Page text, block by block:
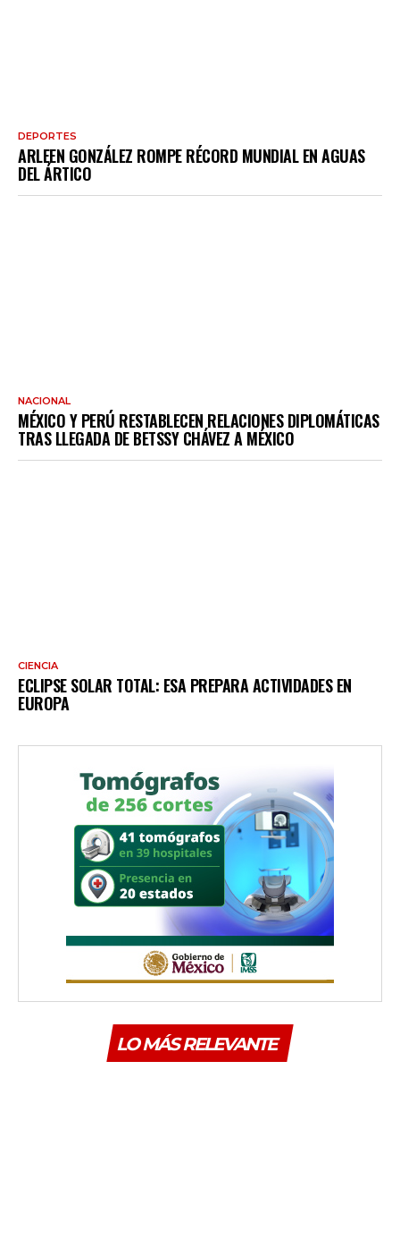
DEPORTES
ARLEEN GONZÁLEZ ROMPE RÉCORD MUNDIAL EN AGUAS
DEL ÁRTICO
NACIONAL
MÉXICO Y PERÚ RESTABLECEN RELACIONES DIPLOMÁTICAS
TRAS LLEGADA DE BETSSY CHÁVEZ A MÉXICO
CIENCIA
ECLIPSE SOLAR TOTAL: ESA PREPARA ACTIVIDADES EN
EUROPA
LO MÁS RELEVANTE